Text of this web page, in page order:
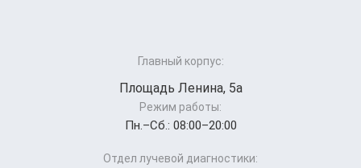
Главный корпус:
Площадь Ленина, 5а
Режим работы:
Пн.–Cб.: 08:00–20:00
Отдел лучевой диагностики: